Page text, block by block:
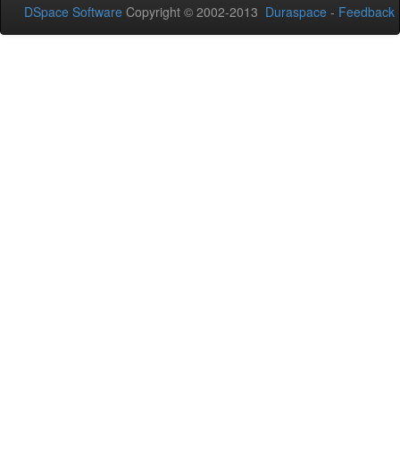
DSpace Software Copyright © 2002-2013 Duraspace - Feedback